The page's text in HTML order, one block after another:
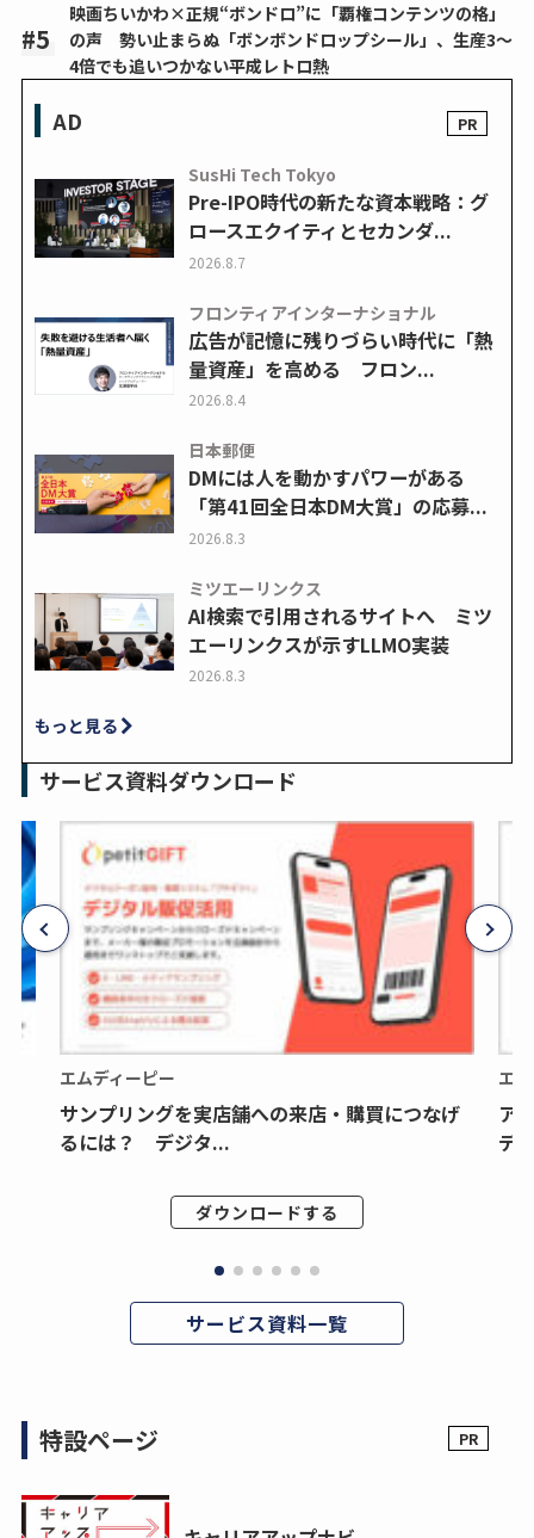
映画ちいかわ×正規“ボンドロ”に「覇権コンテンツの格」
の声 勢い止まらぬ「ボンボンドロップシール」、生産3～
4倍でも追いつかない平成レトロ熱
AD
SusHi Tech Tokyo
Pre-IPO時代の新たな資本戦略：グ
ロースエクイティとセカンダ...
2026.8.7
フロンティアインターナショナル
広告が記憶に残りづらい時代に「熱
量資産」を高める フロン...
2026.8.4
日本郵便
DMには人を動かすパワーがある
「第41回全日本DM大賞」の応募...
2026.8.3
ミツエーリンクス
AI検索で引用されるサイトへ ミツ
エーリンクスが示すLLMO実装
2026.8.3
もっと見る
サービス資料ダウンロード
エムディーピー
サンプリングを実店舗への来店・購買につなげ
るには？ デジタ...
ダウンロードする
エ
ア
デ
サービス資料一覧
特設ページ